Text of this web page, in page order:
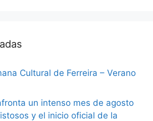
Cultural de Ferreira – Verano
un intenso mes de agosto
y el inicio oficial de la